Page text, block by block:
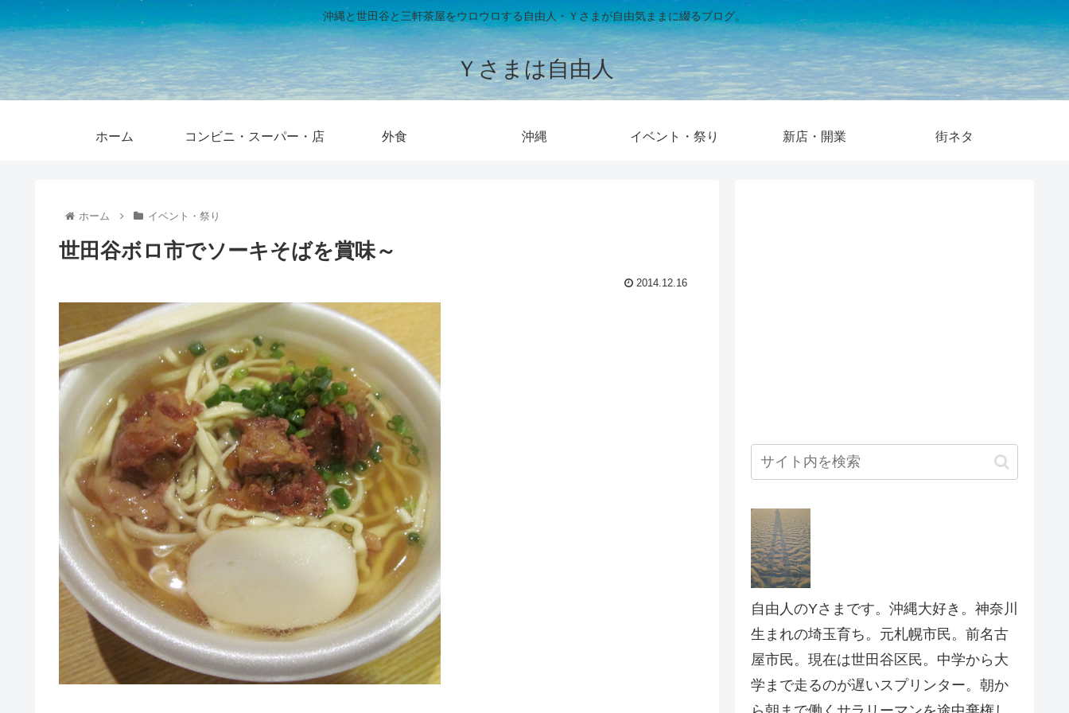
沖縄と世田谷と三軒茶屋をウロウロする自由人・Ｙさまが自由気ままに綴るブログ。
Ｙさまは自由人
ホーム コンビニ・スーパー・店 外食 沖縄 イベント・祭り 新店・開業 街ネタ
ホーム イベント・祭り
世田谷ボロ市でソーキそばを賞味～
2014.12.16
自由人のYさまです。沖縄大好き。神奈川
生まれの埼玉育ち。元札幌市民。前名古
屋市民。現在は世田谷区民。中学から大
学まで走るのが遅いスプリンター。朝か